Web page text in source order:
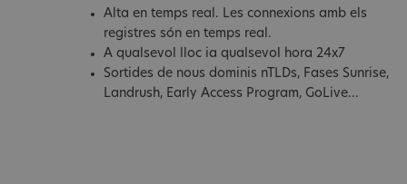
Alta en temps real. Les connexions amb els
registres són en temps real.
A qualsevol lloc ia qualsevol hora 24x7
Sortides de nous dominis nTLDs, Fases Sunrise,
Landrush, Early Access Program, GoLive...